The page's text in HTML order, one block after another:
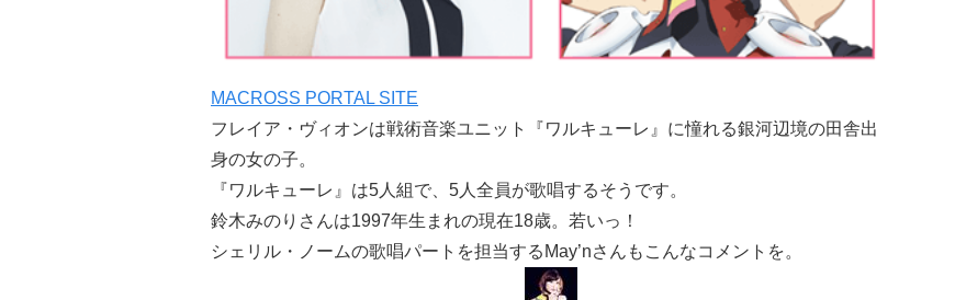
MACROSS PORTAL SITE
フレイア・ヴィオンは戦術音楽ユニット『ワルキューレ』に憧れる銀河辺境の田舎出
身の女の子。
『ワルキューレ』は5人組で、5人全員が歌唱するそうです。
鈴木みのりさんは1997年生まれの現在18歳。若いっ！
シェリル・ノームの歌唱パートを担当するMay’nさんもこんなコメントを。